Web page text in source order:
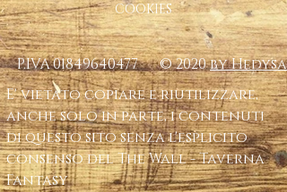
COOKIES
P.IVA01849640477© 2020by Hedysa
E' vietato copiare e riutilizzare,
anche solo in parte, i contenuti
di questo sito senza l'esplicito
consenso del The Wall - Taverna
Fantasy